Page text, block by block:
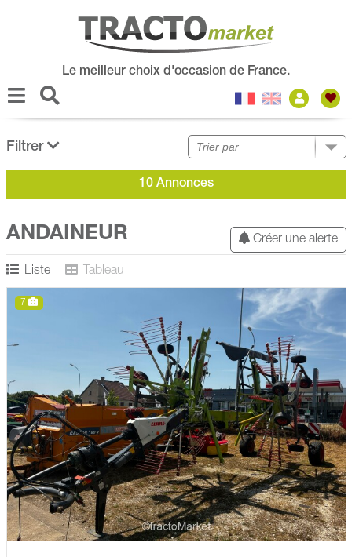
Le meilleur choix d'occasion de France.
Filtrer
10 Annonces
Créer une alerte
ANDAINEUR
Liste Tableau
7